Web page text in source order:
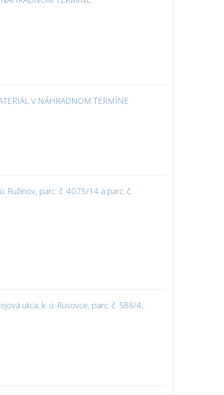
V NÁHRADNOM TERMÍNE
parc. č. 4075/14 a parc. č.
ulica, k. ú. Rusovce, parc. č. 588/4,